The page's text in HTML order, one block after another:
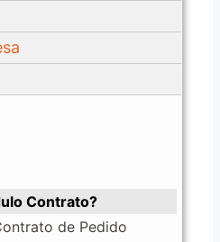
Contrato?
de Pedido